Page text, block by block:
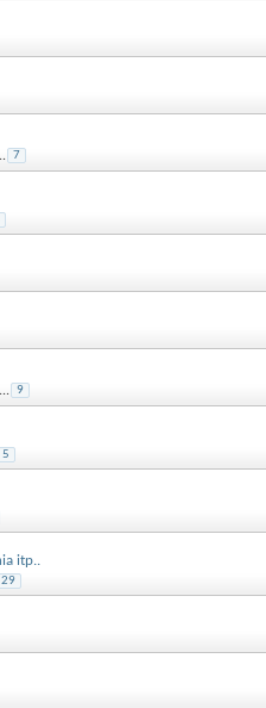
7
... 9
5
itp..
29